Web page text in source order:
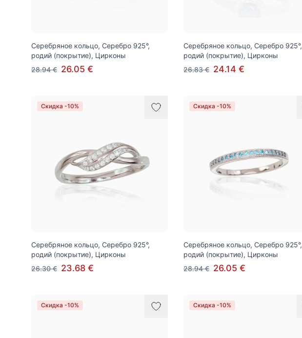
Серебряное кольцо, Серебро 925°,
родий (покрытие), Цирконы
28.94 € 26.05 €
Серебряное кольцо, Серебро 925°,
родий (покрытие), Цирконы
26.83 € 24.14 €
Скидка -10%
Серебряное кольцо, Серебро 925°,
родий (покрытие), Цирконы
26.30 € 23.68 €
Скидка -10%
Серебряное кольцо, Серебро 925°,
родий (покрытие), Цирконы
28.94 € 26.05 €
Скидка -10% Скидка -10%